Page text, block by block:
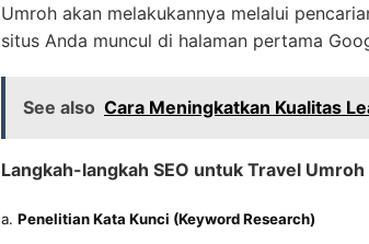
Umroh akan melakukannya melalui
situs Anda muncul di halaman pertama
See also Cara Meningkatkan Kualitas
Langkah-langkah SEO untuk Travel
a. Penelitian Kata Kunci (Keyword Research)